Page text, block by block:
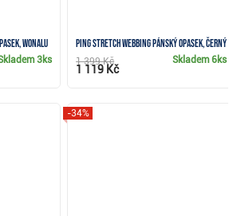
wonalu
3ks
Ping Stretch Webbing pánský opasek, černý
Skladem6ks
1 399 Kč
1 119 Kč
-34%